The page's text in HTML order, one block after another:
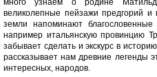
великолепные пейзажи предгорий
земли напоминают
например итальянскую провинцию
забывает сделать и экскурс в
рассказывает нам древние легенды
интересных, народов.